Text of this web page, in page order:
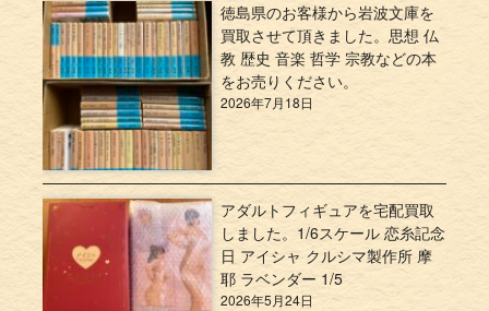
徳島県のお客様から岩波文庫を
買取させて頂きました。思想 仏
教 歴史 音楽 哲学 宗教などの本
をお売りください。
2026年7月18日
アダルトフィギュアを宅配買取
しました。1/6スケール 恋糸記念
日 アイシャ クルシマ製作所 摩
耶 ラベンダー 1/5
2026年5月24日